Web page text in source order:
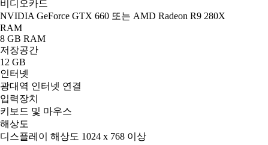
비디오카드
NVIDIA GeForce GTX 660 또는 AMD Radeon R9 280X
RAM
8 GB RAM
저장공간
12 GB
인터넷
광대역 인터넷 연결
입력장치
키보드 및 마우스
해상도
디스플레이 해상도 1024 x 768 이상